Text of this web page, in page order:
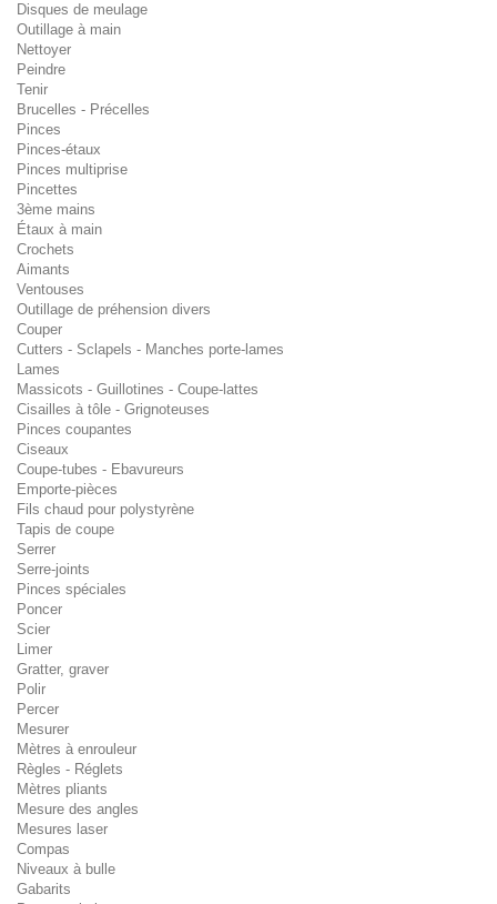
Disques de meulage
Outillage à main
Nettoyer
Peindre
Tenir
Brucelles - Précelles
Pinces
Pinces-étaux
Pinces multiprise
Pincettes
3ème mains
Étaux à main
Crochets
Aimants
Ventouses
Outillage de préhension divers
Couper
Cutters - Sclapels - Manches porte-lames
Lames
Massicots - Guillotines - Coupe-lattes
Cisailles à tôle - Grignoteuses
Pinces coupantes
Ciseaux
Coupe-tubes - Ebavureurs
Emporte-pièces
Fils chaud pour polystyrène
Tapis de coupe
Serrer
Serre-joints
Pinces spéciales
Poncer
Scier
Limer
Gratter, graver
Polir
Percer
Mesurer
Mètres à enrouleur
Règles - Réglets
Mètres pliants
Mesure des angles
Mesures laser
Compas
Niveaux à bulle
Gabarits